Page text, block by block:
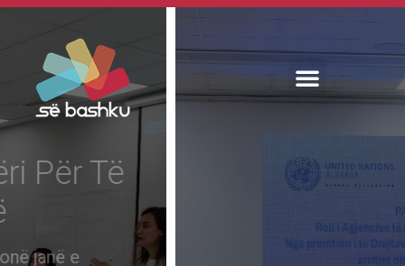
Asgjë Për Ne, Pa Ne!
Nxisim zbatimin e Konventës për